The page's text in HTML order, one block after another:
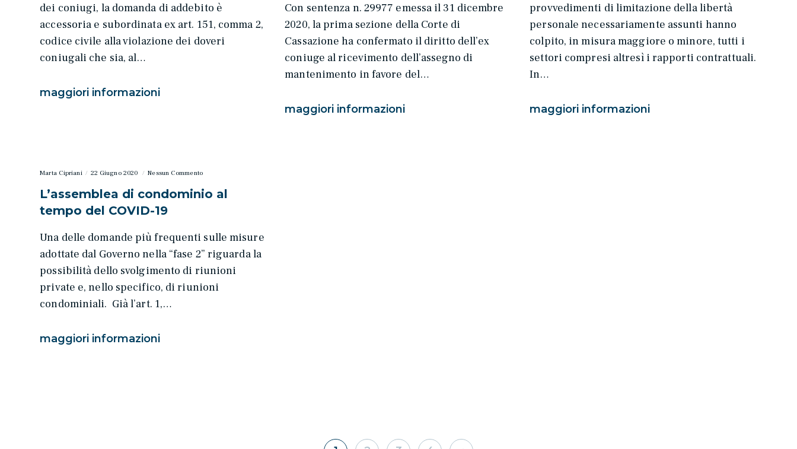
dei coniugi, la domanda di addebito è
accessoria e subordinata ex art. 151, comma 2,
codice civile alla violazione dei doveri
coniugali che sia, al…
maggiori informazioni
Con sentenza n. 29977 emessa il 31 dicembre
2020, la prima sezione della Corte di
Cassazione ha confermato il diritto dell’ex
coniuge al ricevimento dell’assegno di
mantenimento in favore del…
maggiori informazioni
provvedimenti di limitazione della libertà
personale necessariamente assunti hanno
colpito, in misura maggiore o minore, tutti i
settori compresi altresì i rapporti contrattuali.
In…
maggiori informazioni
Marta Cipriani 22 Giugno 2020 Nessun Commento
L’assemblea di condominio al
tempo del COVID-19
Una delle domande più frequenti sulle misure
adottate dal Governo nella “fase 2” riguarda la
possibilità dello svolgimento di riunioni
private e, nello specifico, di riunioni
condominiali. Già l’art. 1,…
maggiori informazioni